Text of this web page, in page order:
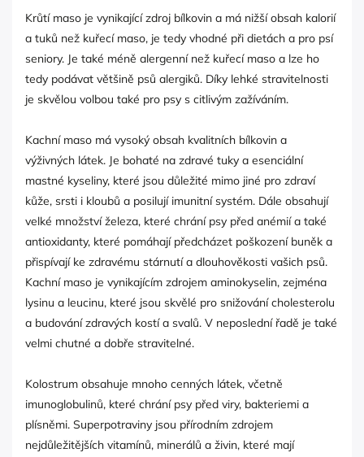
Krůtí maso je vynikající zdroj bílkovin a má nižší obsah kalorií
a tuků než kuřecí maso, je tedy vhodné při dietách a pro psí
seniory. Je také méně alergenní než kuřecí maso a lze ho
tedy podávat většině psů alergiků. Díky lehké stravitelnosti
je skvělou volbou také pro psy s citlivým zažíváním.
Kachní maso má vysoký obsah kvalitních bílkovin a
výživných látek. Je bohaté na zdravé tuky a esenciální
mastné kyseliny, které jsou důležité mimo jiné pro zdraví
kůže, srsti i kloubů a posilují imunitní systém. Dále obsahují
velké množství železa, které chrání psy před anémií a také
antioxidanty, které pomáhají předcházet poškození buněk a
přispívají ke zdravému stárnutí a dlouhověkosti vašich psů.
Kachní maso je vynikajícím zdrojem aminokyselin, zejména
lysinu a leucinu, které jsou skvělé pro snižování cholesterolu
a budování zdravých kostí a svalů. V neposlední řadě je také
velmi chutné a dobře stravitelné.
Kolostrum obsahuje mnoho cenných látek, včetně
imunoglobulinů, které chrání psy před viry, bakteriemi a
plísněmi. Superpotraviny jsou přírodním zdrojem
nejdůležitějších vitamínů, minerálů a živin, které mají